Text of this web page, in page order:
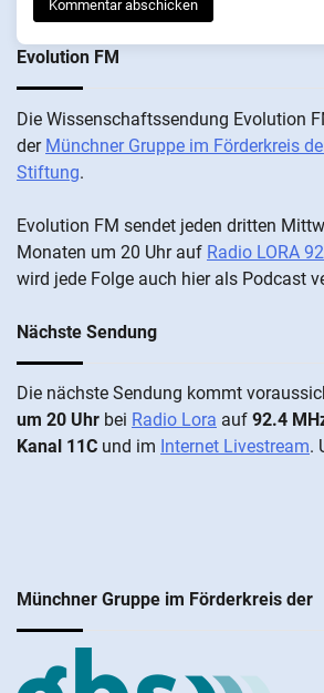
Evolution FM
Die Wis­sen­schafts­send­ung Evolution
der Münch­ner Grup­pe im För­der­kreis
Stiftung.
Evolution FM sen­det je­den drit­ten
Mo­nat­en um 20 Uhr auf Radio LORA
wird je­de Fol­ge auch hier als Pod­cast
Nächste Sendung
Die näch­ste Sen­dung kommt
um 20 Uhr bei Radio Lora auf 92.4
Kanal 11C und im Internet Livestream.
Münchner Gruppe im Förderkreis der